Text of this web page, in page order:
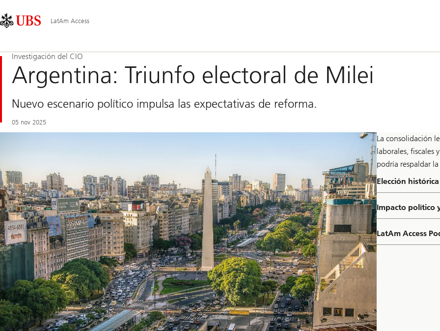
Area
principal
LatAm Access
Investigación del CIO
Argentina: Triunfo electoral de Milei
Nuevo escenario político impulsa las expectativas de reforma.
05 nov 2025
La consolidación
laborales, fiscales
podría respaldar
Elección histórica
Impacto político
LatAm Access